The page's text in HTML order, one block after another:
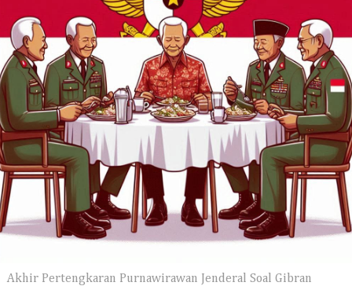
Akhir Pertengkaran Purnawirawan Jenderal Soal Gibran